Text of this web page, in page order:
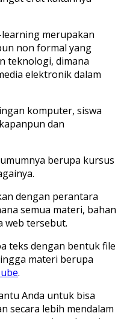
merupakan
non formal yang
teknologi, dimana
elektronik dalam
komputer, siswa
dan
berupa kursus
dengan perantara
semua materi, bahan
web tersebut.
teks dengan bentuk file
materi berupa
.
Anda untuk bisa
secara lebih mendalam